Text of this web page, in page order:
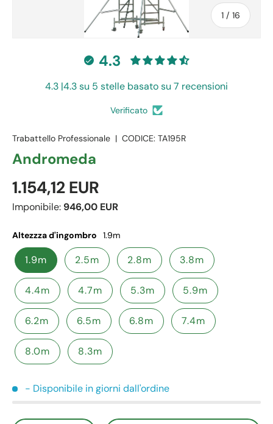
1 / di
16
4.3
4.3 |4.3 su 5 stelle basato su 7 recensioni
Verificato
Trabattello Professionale | CODICE: TA195R
Andromeda
1.154,12 EUR
Imponibile: 946,00 EUR
Altezzza d'ingombro 1.9m
1.9m 2.5m 2.8m 3.8m
4.4m 4.7m 5.3m 5.9m
6.2m 6.5m 6.8m 7.4m
8.0m 8.3m
- Disponibile in giorni dall'ordine